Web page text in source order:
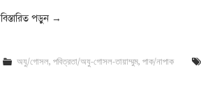
বিস্তারিত পড়ুন →
অযু/গোসল,পবিত্রতা/অযু-গোসল-তায়াম্মুম,পাক/নাপাক